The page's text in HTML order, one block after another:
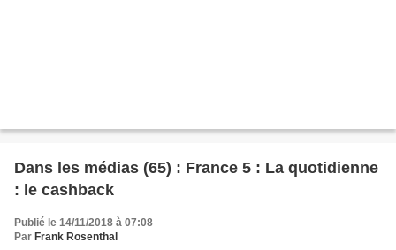
Dans les médias (65) : France 5 : La quotidienne
: le cashback
Publié le 14/11/2018 à 07:08
Par Frank Rosenthal